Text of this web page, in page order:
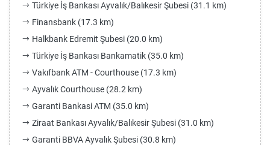
Türkiye İş Bankası Ayvalık/Balıkesir Şubesi (31.1 km)
Finansbank (17.3 km)
Halkbank Edremit Şubesi (20.0 km)
Türkiye İş Bankası Bankamatik (35.0 km)
Vakıfbank ATM - Courthouse (17.3 km)
Ayvalık Courthouse (28.2 km)
Garanti Bankasi ATM (35.0 km)
Ziraat Bankası Ayvalık/Balıkesir Şubesi (31.0 km)
Garanti BBVA Ayvalık Şubesi (30.8 km)